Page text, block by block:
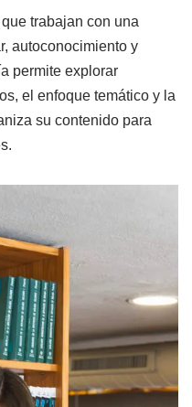
trabajan con una
autoconocimiento y
permite explorar
el enfoque temático y la
su contenido para